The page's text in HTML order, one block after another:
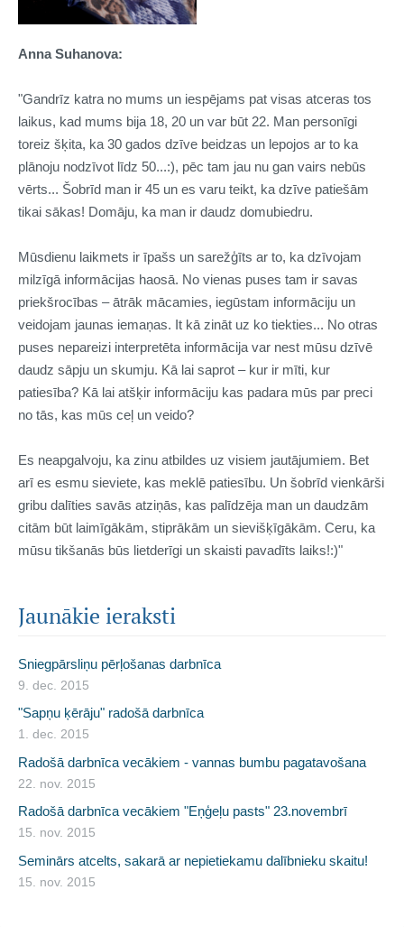
Jaunākie ieraksti
Sniegpārsliņu pērļošanas darbnīca
9. dec. 2015
"Sapņu ķērāju" radošā darbnīca
1. dec. 2015
Radošā darbnīca vecākiem - vannas bumbu pagatavošana
22. nov. 2015
Radošā darbnīca vecākiem "Eņģeļu pasts" 23.novembrī
15. nov. 2015
Seminārs atcelts, sakarā ar nepietiekamu dalībnieku skaitu!
15. nov. 2015
Anna Suhanova:
"Gandrīz katra no mums un iespējams pat visas atceras tos
laikus, kad mums bija 18, 20 un var būt 22. Man personīgi
toreiz šķita, ka 30 gados dzīve beidzas un lepojos ar to ka
plānoju nodzīvot līdz 50...:), pēc tam jau nu gan vairs nebūs
vērts... Šobrīd man ir 45 un es varu teikt, ka dzīve patiešām
tikai sākas! Domāju, ka man ir daudz domubiedru.
Mūsdienu laikmets ir īpašs un sarežģīts ar to, ka dzīvojam
milzīgā informācijas haosā. No vienas puses tam ir savas
priekšrocības – ātrāk mācamies, iegūstam informāciju un
veidojam jaunas iemaņas. It kā zināt uz ko tiekties... No otras
puses nepareizi interpretēta informācija var nest mūsu dzīvē
daudz sāpju un skumju. Kā lai saprot – kur ir mīti, kur
patiesība? Kā lai atšķir informāciju kas padara mūs par preci
no tās, kas mūs ceļ un veido?
Es neapgalvoju, ka zinu atbildes uz visiem jautājumiem. Bet
arī es esmu sieviete, kas meklē patiesību. Un šobrīd vienkārši
gribu dalīties savās atziņās, kas palīdzēja man un daudzām
citām būt laimīgākām, stiprākām un sievišķīgākām. Ceru, ka
mūsu tikšanās būs lietderīgi un skaisti pavadīts laiks!:)"